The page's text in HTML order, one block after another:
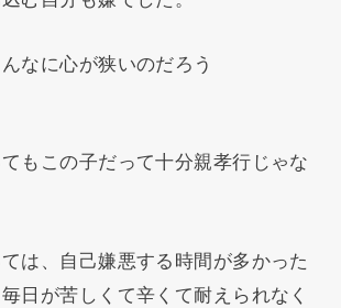
んなに心が狭いのだろう
てもこの子だって十分親孝行じゃな
は、自己嫌悪する時間が多かった
日が苦しくて辛くて耐えられなく